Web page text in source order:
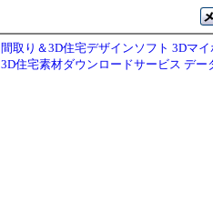
間取り＆3D住宅デザインソフト 3Dマ
3D住宅素材ダウンロードサービス デー